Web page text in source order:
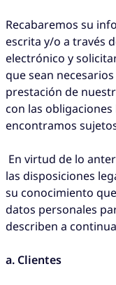
Recabaremos su
escrita y/o a través
electrónico y
que sean
prestación de
con las obligaciones
encontramos
En virtud de lo
las disposiciones
su conocimiento
datos personales
describen a
a. Clientes